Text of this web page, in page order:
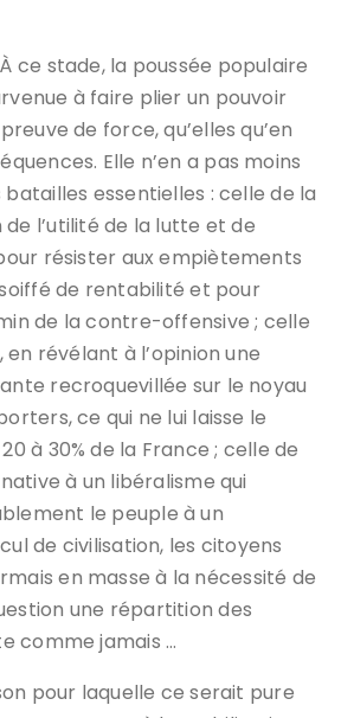
ce stade, la poussée populaire
à faire plier un pouvoir
de force, qu’elles qu’en
Elle n’en a pas moins
essentielles : celle de la
l’utilité de la lutte et de
résister aux empiètements
de rentabilité et pour
de la contre-offensive ; celle
révélant à l’opinion une
recroquevillée sur le noyau
ce qui ne lui laisse le
à 30% de la France ; celle de
à un libéralisme qui
le peuple à un
de civilisation, les citoyens
en masse à la nécessité de
une répartition des
comme jamais …
pour laquelle ce serait pure